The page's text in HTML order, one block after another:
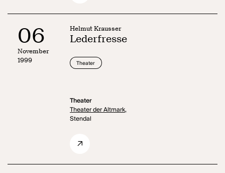
06
November
1999
Helmut Krausser
Lederfresse
Theater
Theater
Theater der Altmark,
Stendal